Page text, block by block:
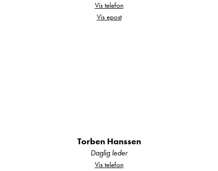
Vis telefon
Vis epost
Torben Hanssen
Daglig leder
Vis telefon